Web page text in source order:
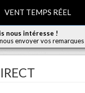
VENT TEMPS RÉEL
nous intéresse !
envoyer vos remarques